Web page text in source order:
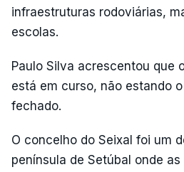
infraestruturas rodoviárias,
escolas.
Paulo Silva acrescentou que
está em curso, não estando
fechado.
O concelho do Seixal foi um
península de Setúbal onde